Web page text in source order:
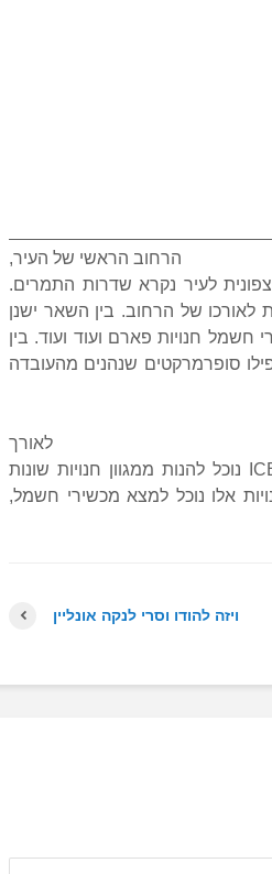
העיר,
לעיר נקרא שדרות התמרים.
לאורכו של הרחוב. בין השאר ישנן
חשמל חנויות פארם ועוד ועוד. בין
סופרמרקטים שנהנים מהעובדה
המרינה שמחברת את הטיילת של העיר ל קניון ICE MALL נוכל להנות ממגוון חנויות שונות
אלו נוכל למצא מכשירי חשמל,
ויזה להודו וסרי לנקה אונליין